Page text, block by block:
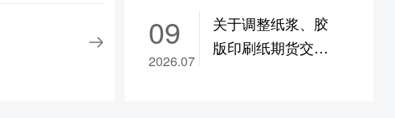
，涨跌停板幅度调整为11%
，涨跌停板幅度调整为11%
，涨跌停板幅度调整为14%；pg2610-2702合约保证金
费进行调整。
的交易手续费
09
2026.07
关于调整纸浆、胶
版印刷纸期货交易